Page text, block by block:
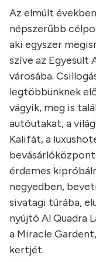
Az elmúlt
népszerűbb
aki egyszer
szíve az Egyesült
városába.
legtöbbünknek
vágyik, meg is
autóutakat, a
Kalifát, a
érdemes
negyedben,
sivatagi túrába,
nyújtó Al Quadra
a Miracle
kertjét.